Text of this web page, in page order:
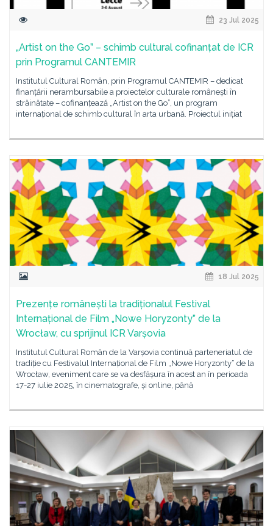
23 Jul 2025
„Artist on the Go” – schimb cultural cofinanțat de ICR
prin Programul CANTEMIR
Institutul Cultural Român, prin Programul CANTEMIR – dedicat
finanțării nerambursabile a proiectelor culturale românești în
străinătate – cofinanțează „Artist on the Go”, un program
internațional de schimb cultural în arta urbană. Proiectul inițiat
18 Jul 2025
Prezențe românești la tradiționalul Festival
Internațional de Film „Nowe Horyzonty” de la
Wrocław, cu sprijinul ICR Varșovia
Institutul Cultural Român de la Varșovia continuă parteneriatul de
tradiție cu Festivalul Internațional de Film „Nowe Horyzonty“ de la
Wrocław, eveniment care se va desfășura în acest an în perioada
17-27 iulie 2025, în cinematografe, și online, până